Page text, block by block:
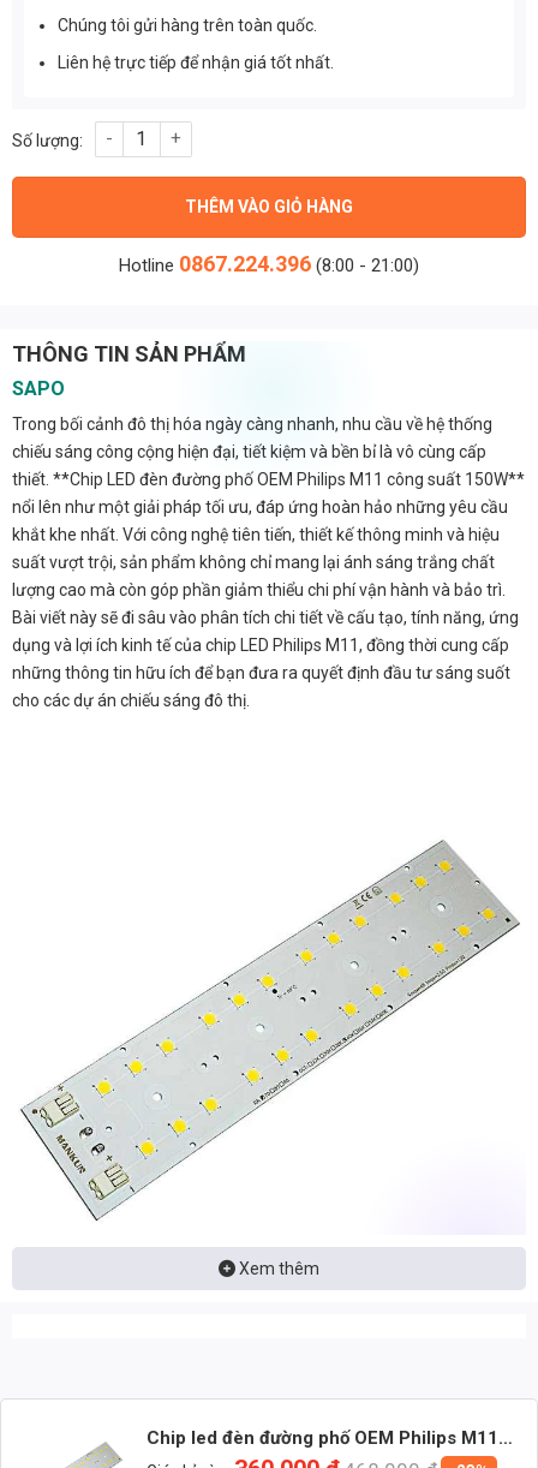
Chúng tôi gửi hàng trên toàn quốc.
Liên hệ trực tiếp để nhận giá tốt nhất.
Chip led đèn đường phố OEM Philips M11 công suất 150W
THÊM VÀO GIỎ HÀNG
Hotline 0867.224.396 (8:00 - 21:00)
THÔNG TIN SẢN PHẨM
SAPO
Trong bối cảnh đô thị hóa ngày càng nhanh, nhu cầu về hệ thống
chiếu sáng công cộng hiện đại, tiết kiệm và bền bỉ là vô cùng cấp
thiết. **Chip LED đèn đường phố OEM Philips M11 công suất 150W**
nổi lên như một giải pháp tối ưu, đáp ứng hoàn hảo những yêu cầu
khắt khe nhất. Với công nghệ tiên tiến, thiết kế thông minh và hiệu
suất vượt trội, sản phẩm không chỉ mang lại ánh sáng trắng chất
lượng cao mà còn góp phần giảm thiểu chi phí vận hành và bảo trì.
Bài viết này sẽ đi sâu vào phân tích chi tiết về cấu tạo, tính năng, ứng
dụng và lợi ích kinh tế của chip LED Philips M11, đồng thời cung cấp
những thông tin hữu ích để bạn đưa ra quyết định đầu tư sáng suốt
cho các dự án chiếu sáng đô thị.
Xem thêm
Chip led đèn đường phố OEM Philips M11
công suất 150W ánh sáng Trắng – Input